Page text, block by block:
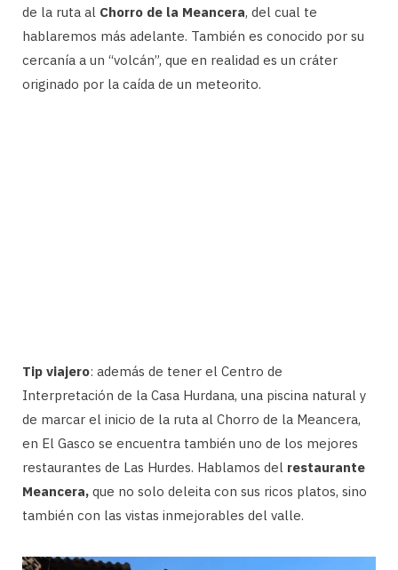
de la ruta al Chorro de la Meancera, del cual te
hablaremos más adelante. También es conocido por su
cercanía a un “volcán”, que en realidad es un cráter
originado por la caída de un meteorito.
Tip viajero: además de tener el Centro de
Interpretación de la Casa Hurdana, una piscina natural y
de marcar el inicio de la ruta al Chorro de la Meancera,
en El Gasco se encuentra también uno de los mejores
restaurantes de Las Hurdes. Hablamos del restaurante
Meancera, que no solo deleita con sus ricos platos, sino
también con las vistas inmejorables del valle.